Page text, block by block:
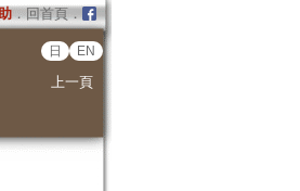
．回首頁．
日 EN
上一頁